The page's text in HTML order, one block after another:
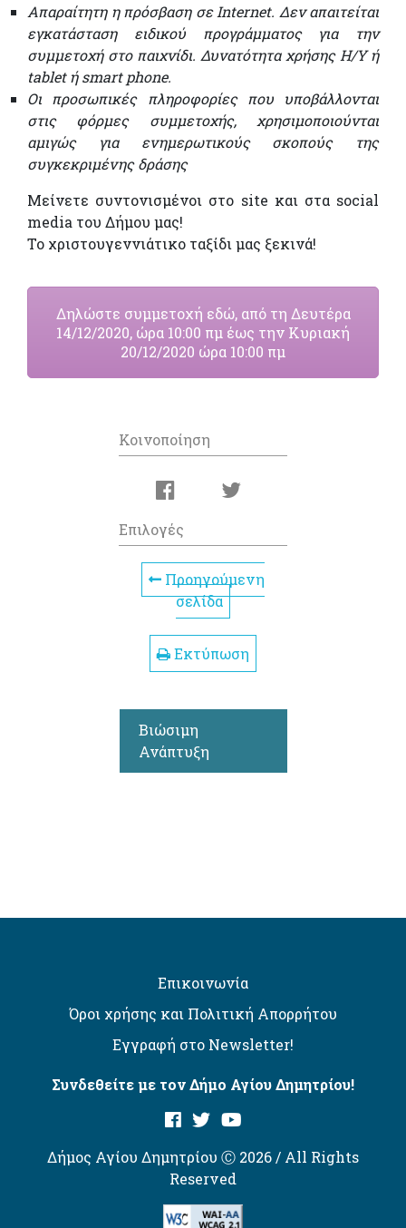
Απαραίτητη η πρόσβαση σε Internet. Δεν απαιτείται
εγκατάσταση ειδικού προγράμματος για την
συμμετοχή στο παιχνίδι. Δυνατότητα χρήσης Η/Υ ή
tablet ήsmart phone.
Οι προσωπικές πληροφορίες που υποβάλλονται
στις φόρμες συμμετοχής, χρησιμοποιούνται
αμιγώς για ενημερωτικούς σκοπούς της
συγκεκριμένης δράσης
Μείνετε συντονισμένοι στο site και στα social
media του Δήμου μας!
Το χριστουγεννιάτικο ταξίδι μας ξεκινά!
Δηλώστε συμμετοχή εδώ, από τη Δευτέρα
14/12/2020, ώρα 10:00 πμ έως την Κυριακή
20/12/2020 ώρα 10:00 πμ
Κοινοποίηση
Επιλογές
Προηγούμενη
σελίδα
Εκτύπωση
Βιώσιμη
Ανάπτυξη
Επικοινωνία
Όροι χρήσης και Πολιτική Απορρήτου
Εγγραφή στο Newsletter!
Συνδεθείτε με τον Δήμο Αγίου Δημητρίου!
Δήμος Αγίου Δημητρίου Ⓒ 2026 / All Rights
Reserved